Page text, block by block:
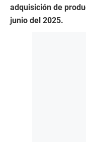
adquisición de
junio del 2025.